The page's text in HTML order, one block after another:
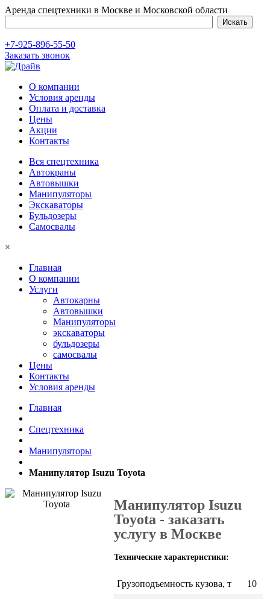
Аренда спецтехники в Москве и Московской области
+7-925-896-55-50
Заказать звонок
О компании
Условия аренды
Оплата и доставка
Цены
Акции
Контакты
Вся спецтехника
Автокраны
Автовышки
Манипуляторы
Экскаваторы
Бульдозеры
Самосвалы
×
Главная
О компании
Услуги
Автокарны
Автовышки
Манипуляторы
экскаваторы
бульдозеры
самосвалы
Цены
Контакты
Условия аренды
Главная
Спецтехника
Манипуляторы
Манипулятор Isuzu Toyota
Манипулятор Isuzu
Toyota - заказать
услугу в Москве
Технические характеристики:
Грузоподъемность кузова, т 10